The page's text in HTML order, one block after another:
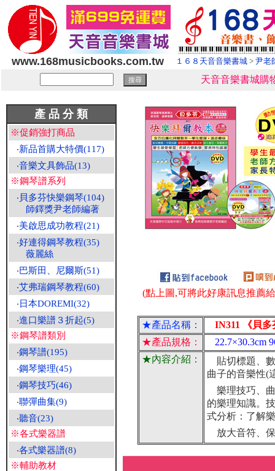
www.168musicbooks.com.tw １６８天音音樂書城 > 尹老
天音音樂書城購
產 品 分 類
※促銷強打商品
‧新品首購大特價(117)
‧音樂文具飾品(13)
※鋼琴譜系列
‧ 貝多芬快樂鋼琴(104)
師鐸獎尹老師編著
‧美啟思成功教程(21)
‧好連得鋼琴教程(35)
薇麗絲
‧巴斯田、尼爾斯(51)
‧艾弗瑞鋼琴教程(60)
‧ 日本DOREMI(32)
‧進口樂譜３折起(5)
※鋼琴譜類別
‧鋼琴譜(195)
‧鋼琴樂理(45)
‧鋼琴技巧(46)
‧聯彈曲集(9)
‧聽音(23)
※各式樂器譜
‧各式樂器譜(8)
※輔助教材
(點上圖,可將此好康訊息推薦
★產品名稱：
IN311 《貝多
★產品規格：
22.7×30.3cm
★內容介紹：
貼切標題、
曲子的音樂性(
樂理技巧、
的樂理知識。
式分析：了解
放大音符、